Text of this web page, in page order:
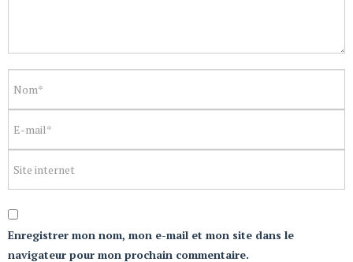
Enregistrer mon nom, mon e-mail et mon site dans le
navigateur pour mon prochain commentaire.